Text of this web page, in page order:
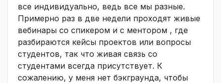
все индивидуально, ведь все мы разные.
Примерно раз в две недели проходят живые
вебинары со спикером и с ментором , где
разбираются кейсы проектов или вопросы
студентов, так что живая связь со
студентами всегда присутствует. К
сожалению, у меня нет бэкграунда, чтобы